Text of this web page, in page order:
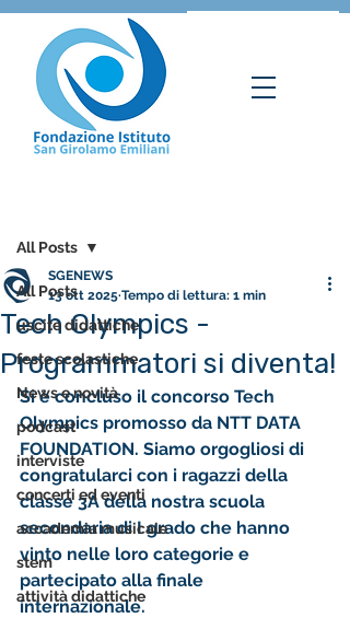
All Posts
uscite didattiche
feste scolastiche
News e novità
podcast
interviste
concerti ed eventi
accademia musicale
stem
attività didattiche
All Posts
Tech Olympics -
Programmatori si diventa!
SGENEWS
13 ott 2025 Tempo di lettura: 1 min
Si è concluso il concorso Tech
Olympics promosso da NTT DATA
FOUNDATION. Siamo orgogliosi di
congratularci con i ragazzi della
classe 3A della nostra scuola
secondaria di I grado che hanno
vinto nelle loro categorie e
partecipato alla finale
internazionale.